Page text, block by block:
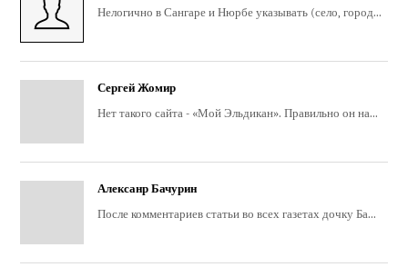
Нелогично в Сангаре и Нюрбе указывать (село, город...
Сергей Жомир
Нет такого сайта - «Мой Эльдикан». Правильно он на...
Алексанр Бачурин
После комментариев статьи во всех газетах дочку Ба...